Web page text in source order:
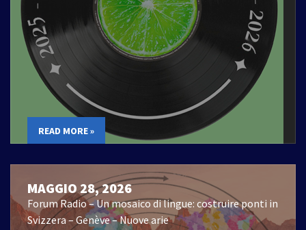
READ MORE »
MAGGIO 28, 2026
Forum Radio – Un mosaico di lingue: costruire ponti in
Svizzera – Genève – Nuove arie